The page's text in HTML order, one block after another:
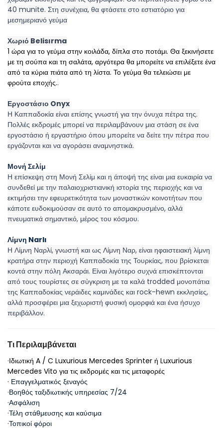
40 munite. Στη συνέχεια, θα φτάσετε στο εστιατόριο για
μεσημεριανό γεύμα
Χωριό Belisırma
1 ώρα για το γεύμα στην κοιλάδα, δίπλα στο ποτάμι. Θα ξεκινήσετε
με τη σούπα και τη σαλάτα, αργότερα θα μπορείτε να επιλέξετε ένα
από τα κύρια πιάτα από τη λίστα. Το γεύμα θα τελειώσει με
φρούτα εποχής..
Εργοστάσιο Onyx
Η Καππαδοκία είναι επίσης γνωστή για την όνυχα πέτρα της.
Πολλές εκδρομές μπορεί να περιλαμβάνουν μια στάση σε ένα
εργοστάσιο ή εργαστήριο όπου μπορείτε να δείτε την πέτρα που
εργάζονται και να αγοράσει αναμνηστικά.
Μονή Σελίμ
Η επίσκεψη στη Μονή Σελίμ και η άποψή της είναι μια ευκαιρία να
συνδεθεί με την παλαιοχριστιανική ιστορία της περιοχής και να
εκτιμήσει την εφευρετικότητα των μοναστικών κοινοτήτων που
κάποτε ευδοκιμούσαν σε αυτό το απομακρυσμένο, αλλά
πνευματικά σημαντικό, μέρος του κόσμου.
Λίμνη Narlı
Η Λίμνη Ναρλί, γνωστή και ως Λίμνη Ναρ, είναι ηφαιστειακή λίμνη
κρατήρα στην περιοχή Καππαδοκία της Τουρκίας, που βρίσκεται
κοντά στην πόλη Ακσαράι. Είναι λιγότερο συχνά επισκέπτονται
από τους τουρίστες σε σύγκριση με τα καλά trodded μονοπάτια
της Καππαδοκίας νεράιδες καμινάδες και rock-hewn εκκλησίες,
αλλά προσφέρει μια ξεχωριστή φυσική ομορφιά και ένα ήσυχο
περιβάλλον.
Τι Περιλαμβάνεται
·Ιδιωτική A / C Luxurious Mercedes Sprinter ή Luxurious
Mercedes Vito για τις εκδρομές και τις μεταφορές
· Επαγγελματικός ξεναγός
·Βοηθός ταξιδιωτικής υπηρεσίας 7/24
·Ασφάλιση
·Τέλη στάθμευσης και καύσιμα
·Τοπικοί φόροι